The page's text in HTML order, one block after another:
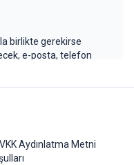
birlikte gerekirse
e-posta, telefon
uygun bir
dikkate almanız
zaman kayıplarını
Aydınlatma Metni